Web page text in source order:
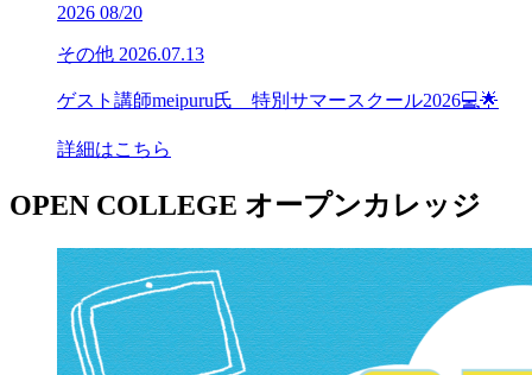
2026 08/20
その他 2026.07.13
ゲスト講師meipuru氏 特別サマースクール2026💻🌟
詳細はこちら
OPEN COLLEGE オープンカレッジ